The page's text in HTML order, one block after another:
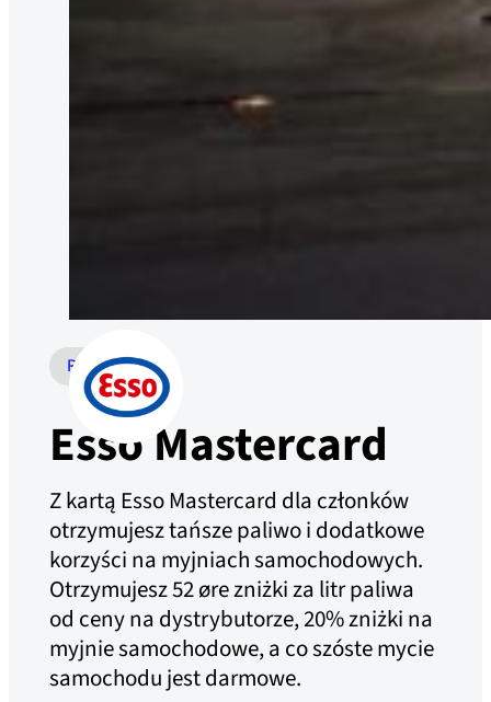
RABATY
Esso Mastercard
Z kartą Esso Mastercard dla członków
otrzymujesz tańsze paliwo i dodatkowe
korzyści na myjniach samochodowych.
Otrzymujesz 52 øre zniżki za litr paliwa
od ceny na dystrybutorze, 20% zniżki na
myjnie samochodowe, a co szóste mycie
samochodu jest darmowe.